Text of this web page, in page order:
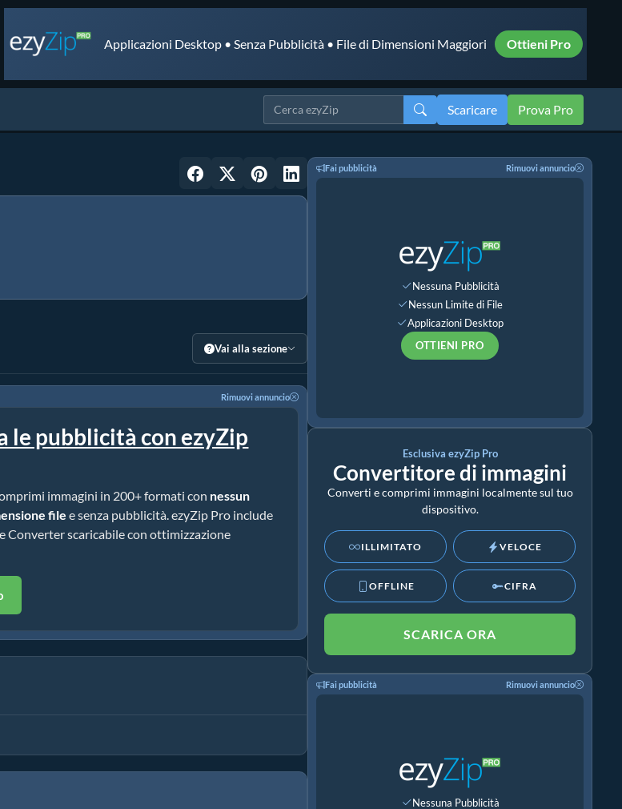
Applicazioni Desktop • Senza Pubblicità • File di Dimensioni Maggiori Ottieni Pro
Scaricare Prova Pro
Vai alla sezione
Rimuovi annuncio
le pubblicità con ezyZip
immagini in 200+ formati con nessun
file e senza pubblicità. ezyZip Pro include
Converter scaricabile con ottimizzazione
Fai pubblicità Rimuovi annuncio
Nessuna Pubblicità
Nessun Limite di File
Applicazioni Desktop
OTTIENI PRO
Esclusiva ezyZip Pro
Convertitore di immagini
Converti e comprimi immagini localmente sul tuo
dispositivo.
ILLIMITATO VELOCE
OFFLINE CIFRA
SCARICA ORA
Fai pubblicità Rimuovi annuncio
Nessuna Pubblicità